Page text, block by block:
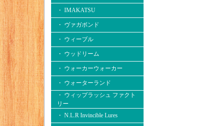
・ IMAKATSU
・ ヴァガボンド
・ ウィーブル
・ ウッドリーム
・ ウォーカーウォーカー
・ ウォーターランド
・ ウィップラッシュ ファクト
リー
・ N.L.R Invincible Lures